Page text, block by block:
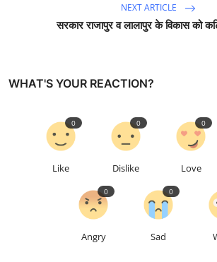
NEXT ARTICLE
सरकार राजापुर व लालापुर के विकास को
WHAT'S YOUR REACTION?
Like
0
Dislike
0
Love
0
Angry
0
Sad
0